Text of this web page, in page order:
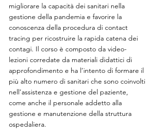
migliorare la capacità dei sanitari nella
gestione della pandemia e favorire la
conoscenza della procedura di contact
tracing per ricostruire la rapida catena dei
contagi. Il corso è composto da video-
lezioni corredate da materiali didattici di
approfondimento e ha l’intento di formare il
più alto numero di sanitari che sono coinvolti
nell’assistenza e gestione del paziente,
come anche il personale addetto alla
gestione e manutenzione della struttura
ospedaliera.